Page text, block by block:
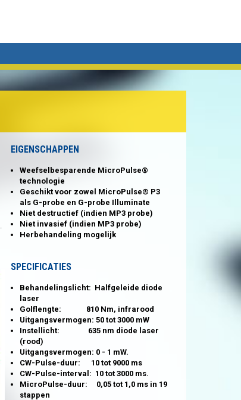
EIGENSCHAPPEN
Weefselbesparende MicroPulse®
technologie
Geschikt voor zowel MicroPulse® P3
als G-probe en G-probe Illuminate
Niet destructief (indien MP3 probe)
Niet invasief (indien MP3 probe)
Herbehandeling mogelijk
SPECIFICATIES
Behandelingslicht: Halfgeleide diode
laser
Golflengte: 810 Nm, infrarood
Uitgangsvermogen: 50 tot 3000 mW
Instellicht: 635 nm diode laser
(rood)
Uitgangsvermogen: 0 - 1 mW.
CW-Pulse-duur: 10 tot 9000 ms
CW-Pulse-interval: 10 tot 3000 ms.
MicroPulse-duur: 0,05 tot 1,0 ms in 19
stappen